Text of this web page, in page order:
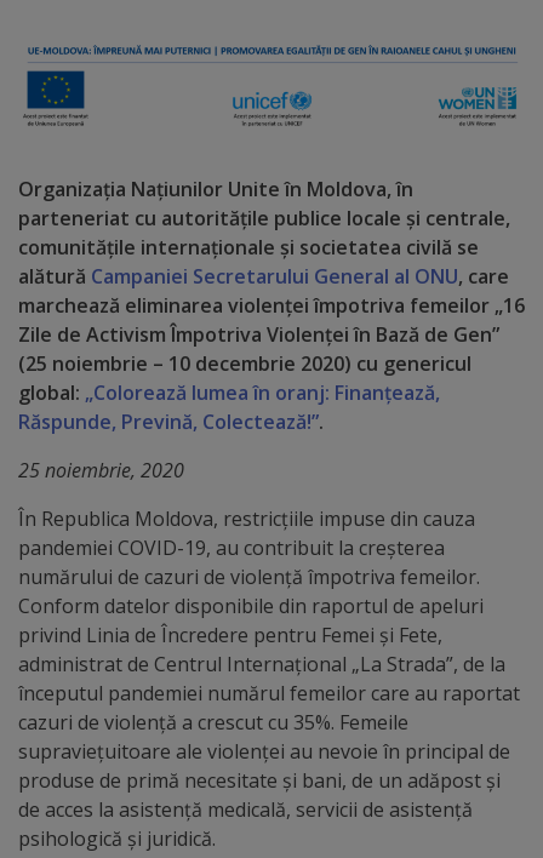
Deținători
ai
titlului
„Merite
pentru
Ungheni”
Diplome
de
Excelență
Ungheniul
turistic
Obiective
turistice
Sculpturi
(harta
sculpturilor)
Monumente
Organizația Națiunilor Unite în Moldova, în
parteneriat cu autoritățile publice locale și centrale,
comunitățile internaționale și societatea civilă se
alătură Campaniei Secretarului General al ONU, care
marchează eliminarea violenței împotriva femeilor „16
Zile de Activism Împotriva Violenței în Bază de Gen”
(25 noiembrie – 10 decembrie 2020) cu genericul
global: „Colorează lumea în oranj: Finanțează,
Răspunde, Prevină, Colectează!”.
25 noiembrie, 2020
În Republica Moldova, restricțiile impuse din cauza
pandemiei COVID-19, au contribuit la creșterea
numărului de cazuri de violență împotriva femeilor.
Conform datelor disponibile din raportul de apeluri
privind Linia de Încredere pentru Femei și Fete,
administrat de Centrul Internațional „La Strada”, de la
începutul pandemiei numărul femeilor care au raportat
cazuri de violență a crescut cu 35%. Femeile
supraviețuitoare ale violenței au nevoie în principal de
produse de primă necesitate și bani, de un adăpost și
de acces la asistență medicală, servicii de asistență
psihologică și juridică.